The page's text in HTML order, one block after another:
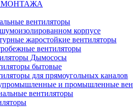
МОНТАЖА
вентиляторы
корпусе
жаростойкие вентиляторы
вентиляторы
Дымососы
бытовые
для прямоугольных каналов
и промышленные
вентиляторы